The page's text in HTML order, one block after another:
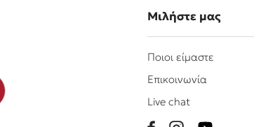
Μιλήστε μας
Ποιοι είμαστε
Επικοινωνία
Live chat